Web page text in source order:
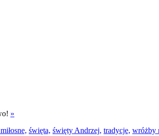
»
święta, święty Andrzej, tradycje, wróżby